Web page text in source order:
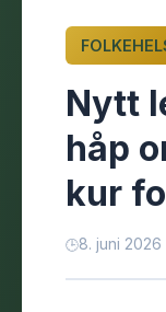
Nytt
håp
kur
8. juni 2026